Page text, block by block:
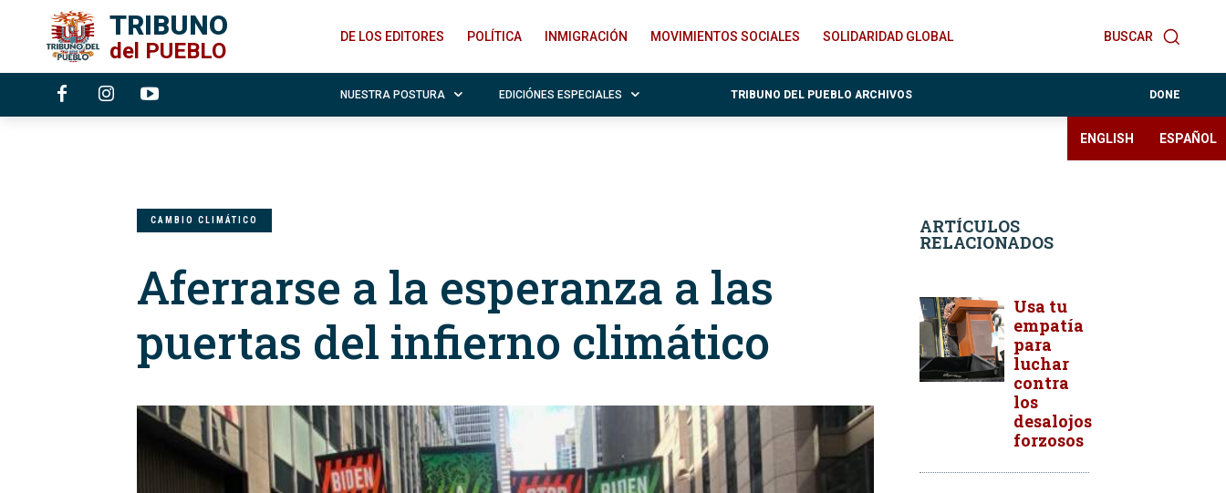
TRIBUNO
del PUEBLO
BUSCAR
DE LOS EDITORES POLÍTICA INMIGRACIÓN MOVIMIENTOS SOCIALES SOLIDARIDAD GLOBAL
NUESTRA POSTURA EDICIÓNES ESPECIALES TRIBUNO DEL PUEBLO ARCHIVOS DONE
ENGLISH ESPAÑOL
CAMBIO CLIMÁTICO
Aferrarse a la esperanza a las
puertas del infierno climático
ARTÍCULOS
RELACIONADOS
Usa tu
empatía
para
luchar
contra
los
desalojos
forzosos